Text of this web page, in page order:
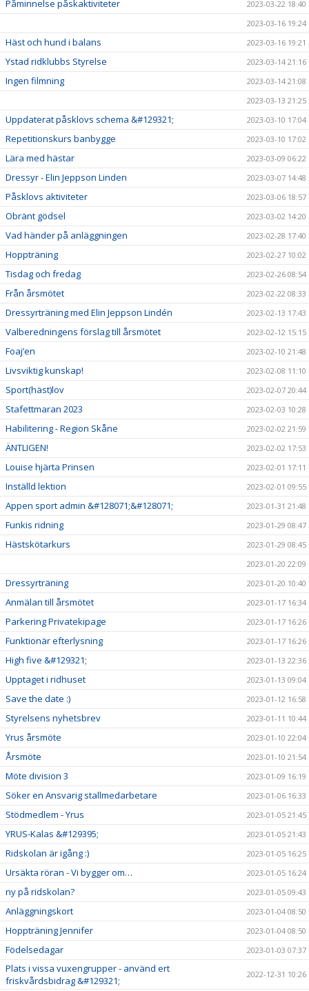
Påminnelse påskaktiviteter
2023-03-22 18:40
2023-03-16 19:24
Häst och hund i balans 2023-03-16 19:21
Ystad ridklubbs Styrelse 2023-03-14 21:16
Ingen filmning
2023-03-14 21:08
2023-03-13 21:25
Uppdaterat påsklovs schema &#129321; 2023-03-10 17:04
Repetitionskurs banbygge 2023-03-10 17:02
Lära med hästar 2023-03-09 06:22
Dressyr - Elin Jeppson Linden 2023-03-07 14:48
Påsklovs aktiviteter 2023-03-06 18:57
Obränt gödsel 2023-03-02 14:20
Vad händer på anläggningen 2023-02-28 17:40
Hoppträning 2023-02-27 10:02
Tisdag och fredag 2023-02-26 08:54
Från årsmötet 2023-02-22 08:33
Dressyrträning med Elin Jeppson Lindén 2023-02-13 17:43
Valberedningens förslag till årsmötet 2023-02-12 15:15
Foaj’en 2023-02-10 21:48
Livsviktig kunskap! 2023-02-08 11:10
Sport(häst)lov 2023-02-07 20:44
Stafettmaran 2023 2023-02-03 10:28
Habilitering - Region Skåne 2023-02-02 21:59
ÄNTLIGEN! 2023-02-02 17:53
Louise hjärta Prinsen 2023-02-01 17:11
Inställd lektion 2023-02-01 09:55
Appen sport admin &#128071;&#128071; 2023-01-31 21:48
Funkis ridning 2023-01-29 08:47
Hästskötarkurs
2023-01-29 08:45
2023-01-20 22:09
Dressyrträning 2023-01-20 10:40
Anmälan till årsmötet 2023-01-17 16:34
Parkering Privatekipage 2023-01-17 16:26
Funktionär efterlysning 2023-01-17 16:26
High five &#129321; 2023-01-13 22:36
Upptaget i ridhuset 2023-01-13 09:04
Save the date :) 2023-01-12 16:58
Styrelsens nyhetsbrev 2023-01-11 10:44
Yrus årsmöte 2023-01-10 22:04
Årsmöte 2023-01-10 21:54
Möte division 3 2023-01-09 16:19
Söker en Ansvarig stallmedarbetare 2023-01-06 16:33
Stödmedlem - Yrus 2023-01-05 21:45
YRUS-Kalas &#129395; 2023-01-05 21:43
Ridskolan är igång :) 2023-01-05 16:25
Ursäkta röran - Vi bygger om… 2023-01-05 16:24
ny på ridskolan? 2023-01-05 09:43
Anläggningskort 2023-01-04 08:50
Hoppträning Jennifer 2023-01-04 08:50
Födelsedagar 2023-01-03 07:37
Plats i vissa vuxengrupper - använd ert
friskvårdsbidrag &#129321;
2022-12-31 10:26